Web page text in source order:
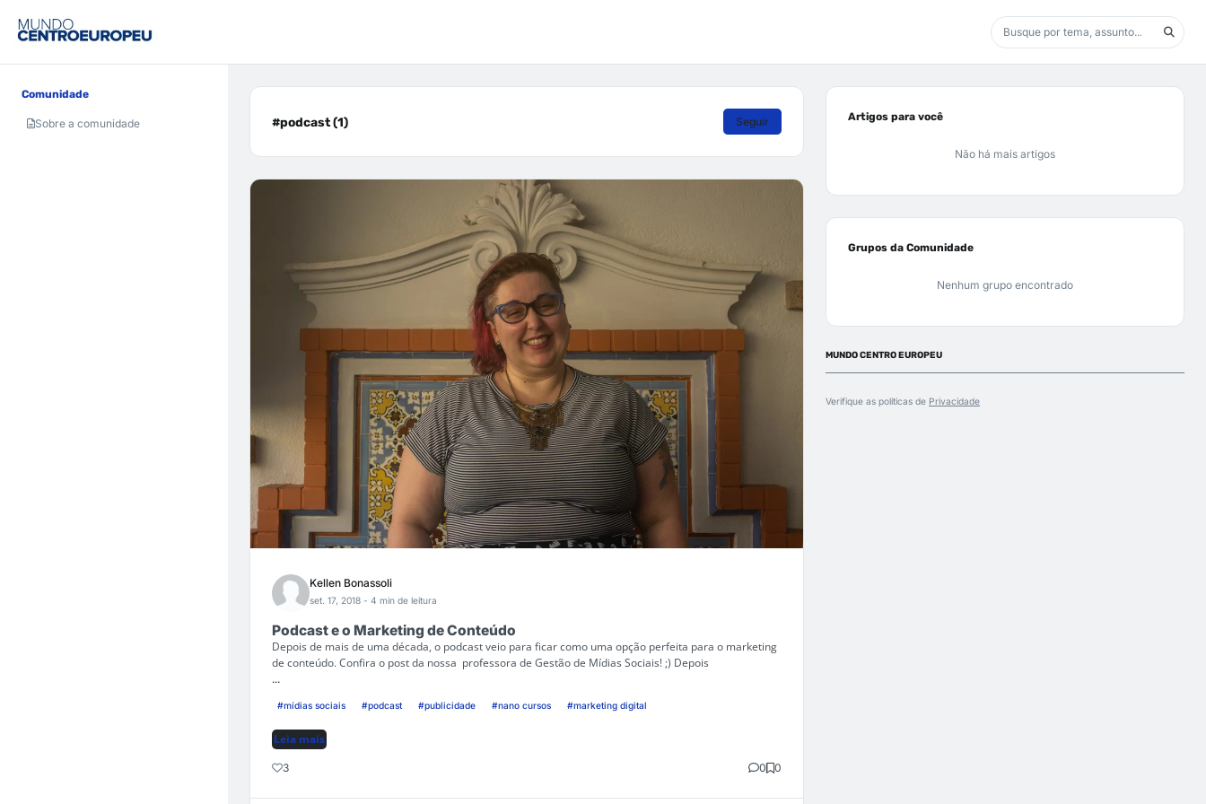
Comunidade
Sobre a comunidade #podcast (1) Seguir
Kellen Bonassoli
set. 17, 2018 - 4 min de leitura
Podcast e o Marketing de Conteúdo
Depois de mais de uma década, o podcast veio para ficar como uma opção perfeita para o marketing
de conteúdo. Confira o post da nossa professora de Gestão de Mídias Sociais! ;) Depois
...
#mídias sociais #podcast #publicidade #nano cursos #marketing digital
Leia mais
3 0 0
Artigos para você
Não há mais artigos
Grupos da Comunidade
Nenhum grupo encontrado
MUNDO CENTRO EUROPEU
Verifique as políticas de Privacidade